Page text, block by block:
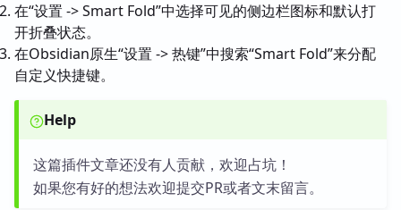
在“设置 -> Smart Fold”中选择可见的侧边栏图标和默认打
开折叠状态。
在Obsidian原生“设置 -> 热键”中搜索“Smart Fold”来分配
自定义快捷键。
Help
这篇插件文章还没有人贡献，欢迎占坑！
如果您有好的想法欢迎提交PR或者文末留言。